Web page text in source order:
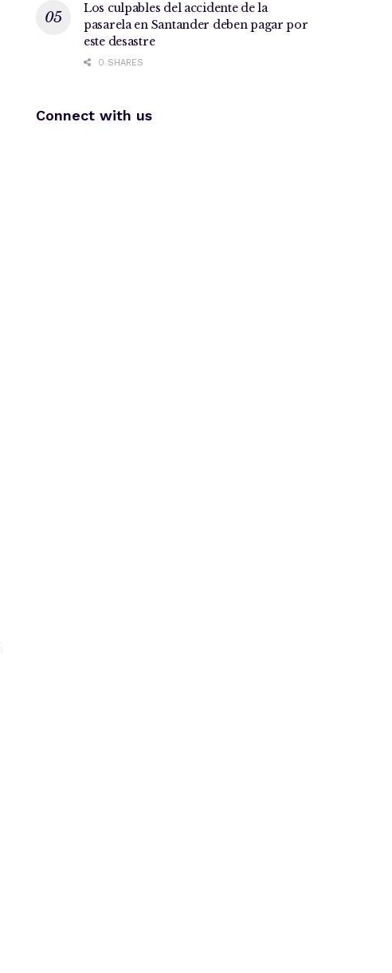
Los culpables del accidente de la
pasarela en Santander deben pagar por
este desastre
0 SHARES
Connect with us